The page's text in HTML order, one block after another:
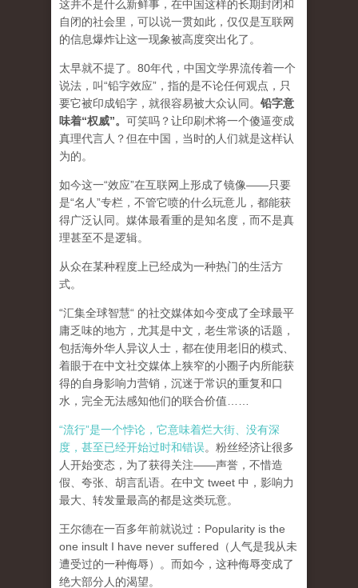
这并不是什么新鲜事，在中国这样的长期封闭和
自闭的社会里，可以说一贯如此，仅仅是互联网
的信息爆炸让这一现象被高度突出化了。
太早就不提了。80年代，中国文学界流传着一个
说法，叫“铅字效应”，指的是不论任何观点，只
要它被印成铅字，就很容易被大众认同。 铅字意
味着“权威”。 可笑吗？让印刷术将一个傻逼变成
真理代言人？但在中国，当时的人们就是这样认
为的。
如今这一“效应”在互联网上形成了镜像——只要
是“名人”专栏，不管它喷的什么玩意儿，都能获
得广泛认同。媒体最看重的是知名度，而不是真
理甚至不是逻辑。
从众在某种程度上已经成为一种热门的生活方
式。
“汇集全球智慧“ 的社交媒体如今变成了全球最平
庸乏味的地方，尤其是中文，老生常谈的话题，
包括海外华人异议人士，都在使用老旧的模式、
着眼于在中文社交媒体上狭窄的小圈子内所能获
得的自身影响力营销，沉迷于常识的重复和口
水，完全无法感知他们的联合价值……
“流行”是一个悖论，它意味着烂大街、没有深
度，甚至已经开始过时和错误。粉丝经济让很多
人开始变态，为了获得关注——声誉，不惜造
假、夸张、胡言乱语。在中文 tweet 中，影响力
最大、转发量最高的都是这类玩意。
王尔德在一百多年前就说过：Popularity is the
one insult I have never suffered（人气是我从未
遭受过的一种侮辱）。而如今，这种侮辱变成了
绝大部分人的渴望。